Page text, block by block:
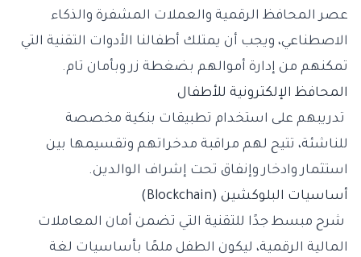
عصر المحافظ الرقمية والعملات المشفرة والذكاء
الاصطناعي، ويجب أن يمتلك أطفالنا الأدوات التقنية التي
تمكنهم من إدارة أموالهم بضغطة زر وبأمان تام.
المحافظ الإلكترونية للأطفال
تدريبهم على استخدام تطبيقات بنكية مخصصة
للناشئة، تتيح لهم مراقبة مدخراتهم وتقسيمها بين
استثمار وادخار وإنفاق تحت إشراف الوالدين.
أساسيات البلوكشين (Blockchain)
شرح مبسط جدًا للتقنية التي تضمن أمان المعاملات
المالية الرقمية، ليكون الطفل ملمًا بأساسيات لغة